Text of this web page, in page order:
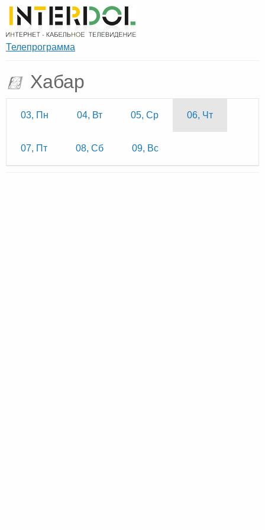
Телепрограмма
Хабар
03, Пн 04, Вт 05, Ср 06, Чт
07, Пт 08, Сб 09, Вс